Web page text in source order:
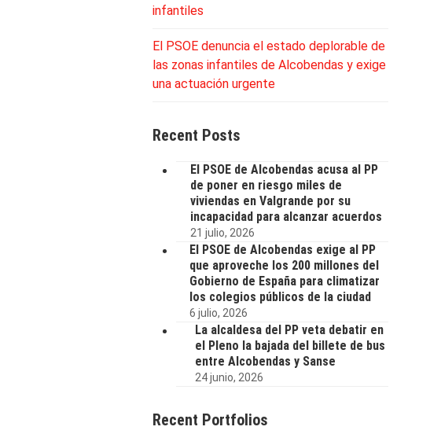
infantiles
El PSOE denuncia el estado deplorable de
las zonas infantiles de Alcobendas y exige
una actuación urgente
Recent Posts
El PSOE de Alcobendas acusa al PP
de poner en riesgo miles de
viviendas en Valgrande por su
incapacidad para alcanzar acuerdos
21 julio, 2026
El PSOE de Alcobendas exige al PP
que aproveche los 200 millones del
Gobierno de España para climatizar
los colegios públicos de la ciudad
6 julio, 2026
La alcaldesa del PP veta debatir en
el Pleno la bajada del billete de bus
entre Alcobendas y Sanse
24 junio, 2026
Recent Portfolios